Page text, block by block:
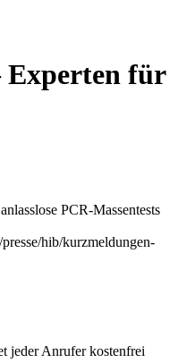
Experten für
PCR-Massentests
hib/kurzmeldungen-
jeder Anrufer kostenfrei